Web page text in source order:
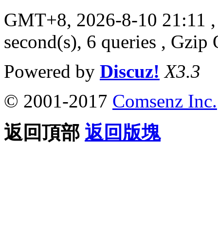
GMT+8, 2026-8-10 21:11
second(s), 6 queries , Gzip
Powered by Discuz! X3.3
© 2001-2017 Comsenz Inc.
返回頂部 返回版塊